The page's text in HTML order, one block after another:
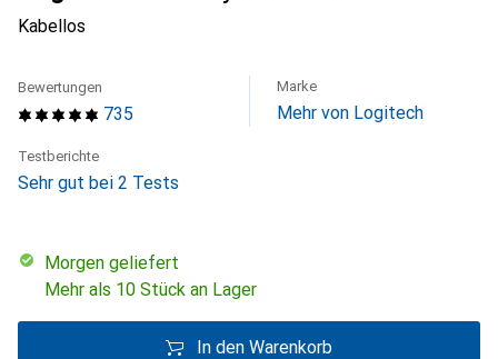
Kabellos
735
Bewertungen Marke
Mehr von Logitech
Testberichte
Sehr gut bei 2 Tests
morgen geliefert
Mehr als 10 Stück an Lager
In den Warenkorb